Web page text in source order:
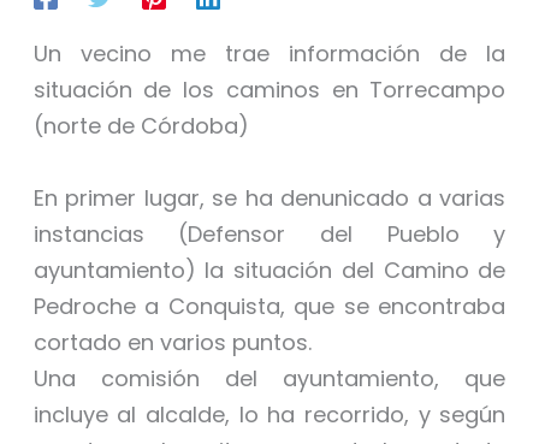
Un vecino me trae información de la
situación de los caminos en Torrecampo
(norte de Córdoba)
En primer lugar, se ha denunicado a varias
instancias (Defensor del Pueblo y
ayuntamiento) la situación del Camino de
Pedroche a Conquista, que se encontraba
cortado en varios puntos.
Una comisión del ayuntamiento, que
incluye al alcalde, lo ha recorrido, y según